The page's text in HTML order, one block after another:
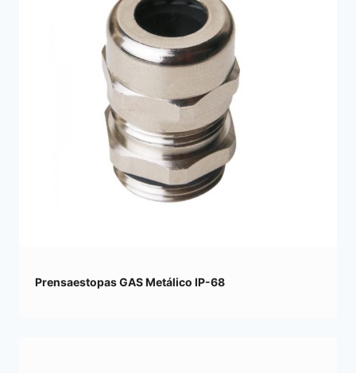
Prensaestopas GAS Metálico IP-68